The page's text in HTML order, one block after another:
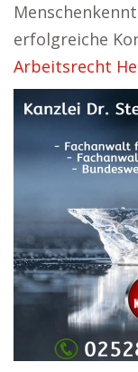
erfolgreiche
Arbeitsrecht